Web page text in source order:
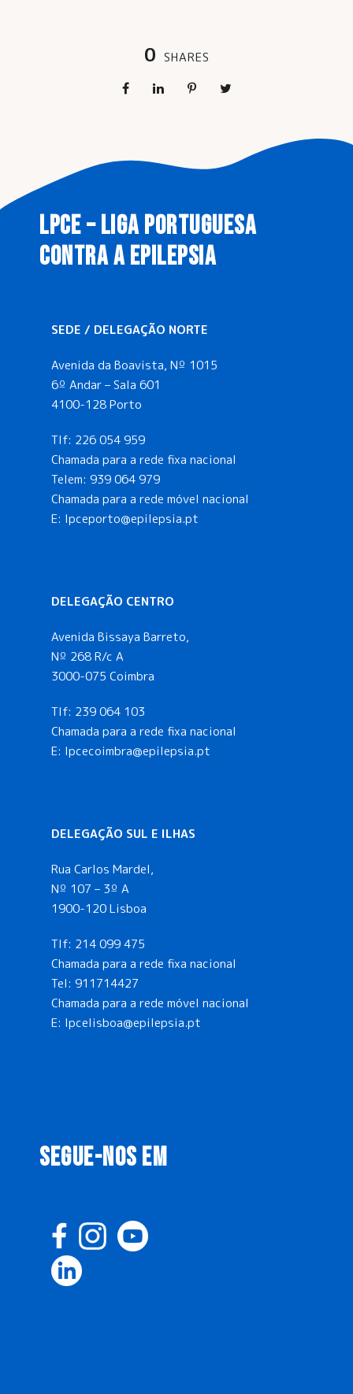
0 SHARES
LPCE – LIGA PORTUGUESA
CONTRA A EPILEPSIA
SEDE / DELEGAÇÃO NORTE
Avenida da Boavista, Nº 1015
6º Andar – Sala 601
4100-128 Porto
Tlf: 226 054 959
Chamada para a rede fixa nacional
Telem: 939 064 979
Chamada para a rede móvel nacional
E: lpceporto@epilepsia.pt
DELEGAÇÃO CENTRO
Avenida Bissaya Barreto,
Nº 268 R/c A
3000-075 Coimbra
Tlf: 239 064 103
Chamada para a rede fixa nacional
E: lpcecoimbra@epilepsia.pt
DELEGAÇÃO SUL E ILHAS
Rua Carlos Mardel,
Nº 107 – 3º A
1900-120 Lisboa
Tlf: 214 099 475
Chamada para a rede fixa nacional
Tel: 911714427
Chamada para a rede móvel nacional
E: lpcelisboa@epilepsia.pt
SEGUE-NOS EM